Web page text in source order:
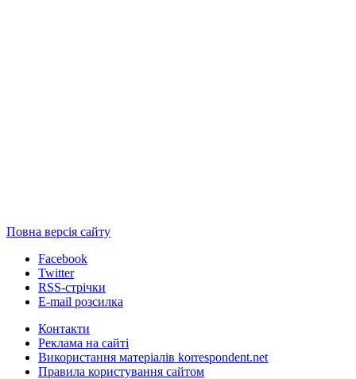
Повна версія сайту
Facebook
Twitter
RSS-стрічки
E-mail розсилка
Контакти
Реклама на сайті
Використання матеріалів korrespondent.net
Правила користування сайтом